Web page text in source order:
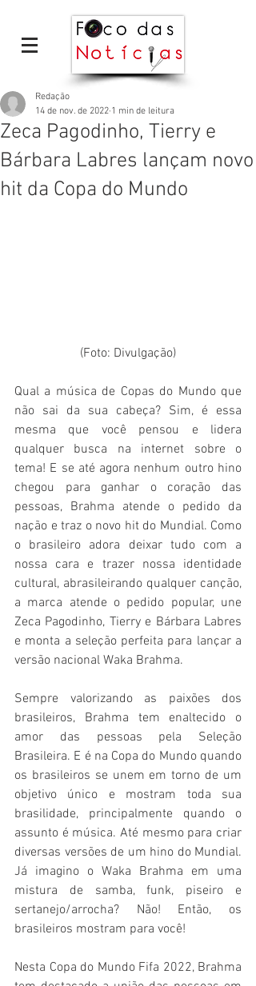
Zeca Pagodinho, Tierry e
Bárbara Labres lançam novo
hit da Copa do Mundo
Redação
14 de nov. de 2022 1 min de leitura
(Foto: Divulgação)
Qual a música de Copas do Mundo que
não sai da sua cabeça? Sim, é essa
mesma que você pensou e lidera
qualquer busca na internet sobre o
tema! E se até agora nenhum outro hino
chegou para ganhar o coração das
pessoas, Brahma atende o pedido da
nação e traz o novo hit do Mundial. Como
o brasileiro adora deixar tudo com a
nossa cara e trazer nossa identidade
cultural, abrasileirando qualquer canção,
a marca atende o pedido popular, une
Zeca Pagodinho, Tierry e Bárbara Labres
e monta a seleção perfeita para lançar a
versão nacional Waka Brahma.
Sempre valorizando as paixões dos
brasileiros, Brahma tem enaltecido o
amor das pessoas pela Seleção
Brasileira. E é na Copa do Mundo quando
os brasileiros se unem em torno de um
objetivo único e mostram toda sua
brasilidade, principalmente quando o
assunto é música. Até mesmo para criar
diversas versões de um hino do Mundial.
Já imagino o Waka Brahma em uma
mistura de samba, funk, piseiro e
sertanejo/arrocha? Não! Então, os
brasileiros mostram para você!
Nesta Copa do Mundo Fifa 2022, Brahma